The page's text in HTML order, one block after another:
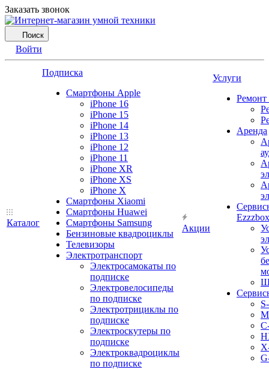
Заказать звонок
Поиск
Войти
Каталог
Подписка
Смартфоны Apple
iPhone 16
iPhone 15
iPhone 14
iPhone 13
iPhone 12
iPhone 11
iPhone XR
iPhone XS
iPhone X
Смартфоны Xiaomi
Смартфоны Huawei
Смартфоны Samsung
Бензиновые квадроциклы
Телевизоры
Электротранспорт
Электросамокаты по
подписке
Электровелосипеды
по подписке
Электротрициклы по
подписке
Электроскутеры по
подписке
Электроквадроциклы
по подписке
Акции
Услуги
Ремонт
Аренда
Ezzzbox